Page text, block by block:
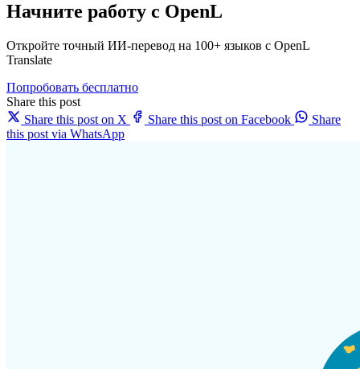
Начните работу с OpenL
Откройте точный ИИ-перевод на 100+ языков с OpenL
Translate
Попробовать бесплатно
Share this post
Share this post on X
Share this post on Facebook
Share
this post via WhatsApp